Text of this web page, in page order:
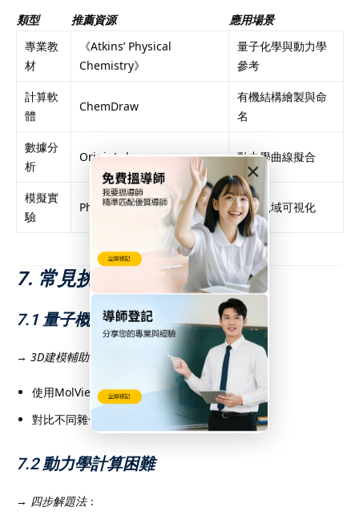
×
類型 推薦資源
應用場景
專業教
材
《Atkins’ Physical
Chemistry》
量子化學與動力學
參考
計算軟
體
ChemDraw
有機結構繪製與命
名
數據分
析
OriginLab 動力學曲線擬合
模擬實
驗
PhET化學模擬 分子軌域可視化
7. 常見挑戰與突破
7.1 量子概念抽象
→ 3D建模輔助：
使用MolView建構分子軌域
對比不同雜化類型的空間結構
7.2 動力學計算困難
→ 四步解題法：